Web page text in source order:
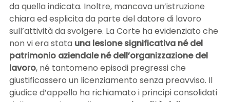
da quella indicata. Inoltre, mancava un’istruzione
chiara ed esplicita da parte del datore di lavoro
sull’attività da svolgere. La Corte ha evidenziato che
non vi era stata una lesione significativa né del
patrimonio aziendale né dell’organizzazione del
lavoro, né tantomeno episodi pregressi che
giustificassero un licenziamento senza preavviso. Il
giudice d’appello ha richiamato i principi consolidati